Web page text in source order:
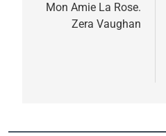
de
Mon Amie La Rose.
Zera Vaughan